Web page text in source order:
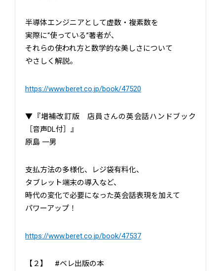
半導体エンジニアとして虚数・複素数を
実際に“使っている”著者が、
それらの使われ方と数学的な美しさについて
やさしく解説。
https://www.beret.co.jp/book/47520
▼『増補改訂版 店員さんの英会話ハンドブック
［音声DL付］』
原島 一男
支払方法の多様化、レジ袋有料化、
タブレット端末の導入など、
時代の変化で必要になった英会話表現を加えて
パワーアップ！
https://www.beret.co.jp/book/47537
【２】 #ベレ出版の本